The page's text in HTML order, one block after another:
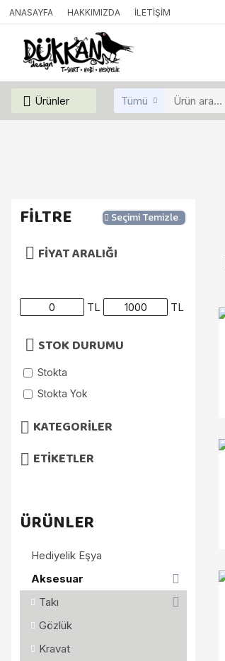
ANASAYFA HAKKIMIZDA İLETIŞIM
Ürünler Tümü
FILTRE Seçimi Temizle
FIYAT ARALIĞI
TL TL
KATEGORILER
ETIKETLER
STOK DURUMU
Stokta
Stokta Yok
ÜRÜNLER
Hediyelik Eşya
Aksesuar
Takı
Gözlük
Kravat